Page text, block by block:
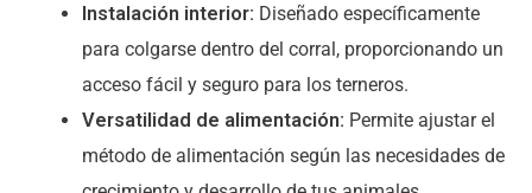
Instalación interior: Diseñado específicamente
para colgarse dentro del corral, proporcionando un
acceso fácil y seguro para los terneros.
Versatilidad de alimentación: Permite ajustar el
método de alimentación según las necesidades de